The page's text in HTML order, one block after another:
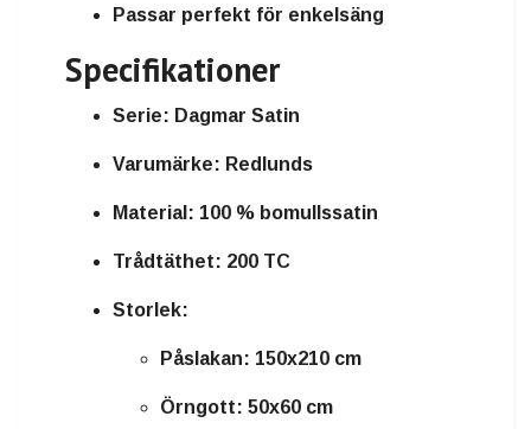
Passar perfekt för enkelsäng
Specifikationer
Serie: Dagmar Satin
Varumärke: Redlunds
Material: 100 % bomullssatin
Trådtäthet: 200 TC
Storlek:
Påslakan: 150x210 cm
Örngott: 50x60 cm